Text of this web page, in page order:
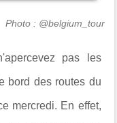
Photo : @belgium_tour
pas les
bord des routes du
mercredi. En effet,